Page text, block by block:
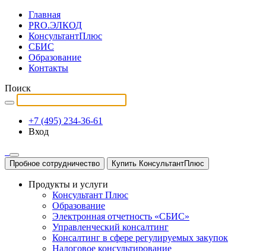
Главная
PRO.ЭЛКОД
КонсультантПлюс
СБИС
Образование
Контакты
Поиск
+7 (495) 234-36-61
Вход
Пробное сотрудничество Купить КонсультантПлюс
Продукты и услуги
Консультант Плюс
Образование
Электронная отчетность «СБИС»
Управленческий консалтинг
Консалтинг в сфере регулируемых закупок
Налоговое консультирование